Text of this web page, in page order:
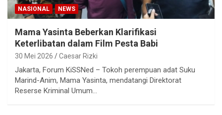
NASIONAL NEWS
Mama Yasinta Beberkan Klarifikasi
Keterlibatan dalam Film Pesta Babi
30 Mei 2026 Caesar Rizki
Jakarta, Forum KiSSNed – Tokoh perempuan adat Suku
Marind-Anim, Mama Yasinta, mendatangi Direktorat
Reserse Kriminal Umum…